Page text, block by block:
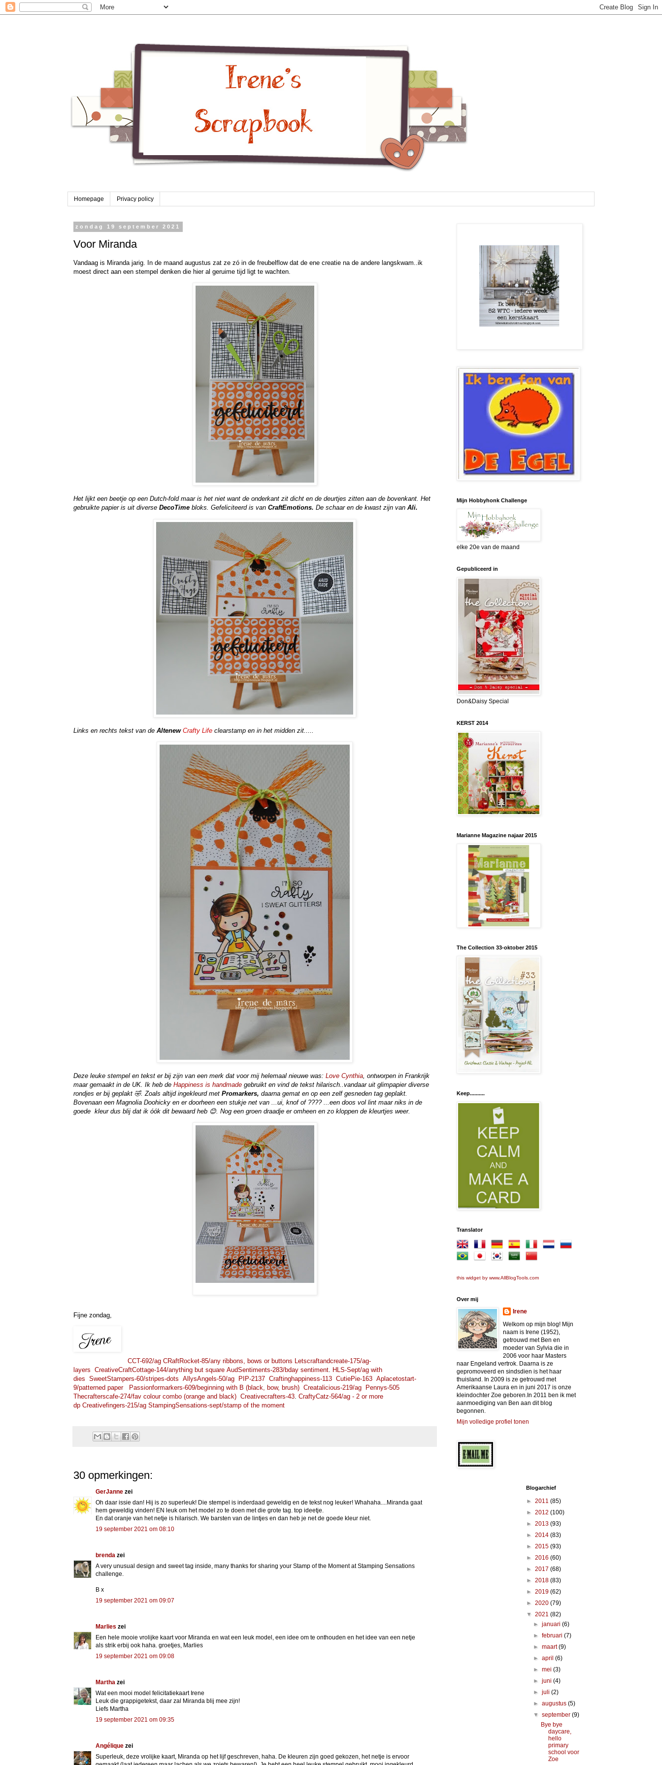
Homepage Privacy policy
zondag 19 september 2021
Voor Miranda
Vandaag is Miranda jarig. In de maand augustus zat ze zó in de freubelflow dat de ene creatie na de andere langskwam..ik
moest direct aan een stempel denken die hier al geruime tijd ligt te wachten.
Het lijkt een beetje op een Dutch-fold maar is het niet want de onderkant zit dicht en de deurtjes zitten aan de bovenkant. Het
gebruikte papier is uit diverse DecoTime bloks. Gefeliciteerd is van CraftEmotions. De schaar en de kwast zijn van Ali.
Links en rechts tekst van de Altenew Crafty Life clearstamp en in het midden zit.....
Deze leuke stempel en tekst er bij zijn van een merk dat voor mij helemaal nieuwe was: Love Cynthia, ontworpen in Frankrijk
maar gemaakt in de UK. Ik heb de Happiness is handmade gebruikt en vind de tekst hilarisch..vandaar uit glimpapier diverse
rondjes er bij geplakt 🤣. Zoals altijd ingekleurd met Promarkers, daarna gemat en op een zelf gesneden tag geplakt.
Bovenaan een Magnolia Doohicky en er doorheen een stukje net van ...ui, knof of ???? ...een doos vol lint maar niks in de
goede kleur dus blij dat ik óók dit bewaard heb 😊. Nog een groen draadje er omheen en zo kloppen de kleurtjes weer.
Fijne zondag,
CCT-692/ag CRaftRocket-85/any ribbons, bows or buttons Letscraftandcreate-175/ag-
layers CreativeCraftCottage-144/anything but square AudSentiments-283/bday sentiment. HLS-Sept/ag with
dies SweetStampers-60/stripes-dots AllysAngels-50/ag PIP-2137 Craftinghappiness-113 CutiePie-163 Aplacetostart-
9/patterned paper
Passionformarkers-609/beginning with B (black, bow, brush) Creatalicious-219/ag
Pennys-505
Thecrafterscafe-274/fav colour combo (orange and black) Creativecrafters-43. CraftyCatz-564/ag - 2 or more
dp Creativefingers-215/ag StampingSensations-sept/stamp of the moment
30 opmerkingen:
GerJanne zei
Oh daar issie dan! Hij is zo superleuk! Die stempel is inderdaad geweldig en de tekst nog leuker! Whahaha....Miranda gaat
hem geweldig vinden! EN leuk om het model zo te doen met die grote tag. top ideetje.
En dat oranje van het netje is hilarisch. We barsten van de lintjes en dan heb je net de goede kleur niet.
19 september 2021 om 08:10
brenda zei
A very unusual design and sweet tag inside, many thanks for sharing your Stamp of the Moment at Stamping Sensations
challenge.
B x
19 september 2021 om 09:07
Marlies zei
Een hele mooie vrolijke kaart voor Miranda en wat een leuk model, een idee om te onthouden en het idee van een netje
als strik erbij ook haha. groetjes, Marlies
19 september 2021 om 09:08
Martha zei
Wat een mooi model felicitatiekaart Irene
Leuk die grappigetekst, daar zal Miranda blij mee zijn!
Liefs Martha
19 september 2021 om 09:35
Angélique zei
Superleuk, deze vrolijke kaart, Miranda op het lijf geschreven, haha. De kleuren zijn goed gekozen, het netje is ervoor
Mijn Hobbyhonk Challenge
elke 20e van de maand
Gepubliceerd in
Don&Daisy Special
KERST 2014
Marianne Magazine najaar 2015
The Collection 33-oktober 2015
Keep..........
Translator
this widget by www.AllBlogTools.com
Over mij
Irene
Welkom op mijn blog! Mijn
naam is Irene (1952),
getrouwd met Ben en
moeder van Sylvia die in
2006 voor haar Masters
naar Engeland vertrok. Daarna is ze
gepromoveerd en sindsdien is het haar
thuisland. In 2009 is ze getrouwd met
Amerikaanse Laura en in juni 2017 is onze
kleindochter Zoe geboren.In 2011 ben ik met
aanmoediging van Ben aan dit blog
begonnen.
Mijn volledige profiel tonen
Blogarchief
► 2011 (85)
► 2012 (100)
► 2013 (93)
► 2014 (83)
► 2015 (93)
► 2016 (60)
► 2017 (68)
► 2018 (83)
► 2019 (62)
► 2020 (79)
▼ 2021 (82)
►januari(6)
►februari(7)
►maart(9)
►april(6)
►mei(3)
►juni(4)
►juli(2)
►augustus(5)
▼september(9)
Bye bye
daycare,
hello
primary
school voor
Zoe